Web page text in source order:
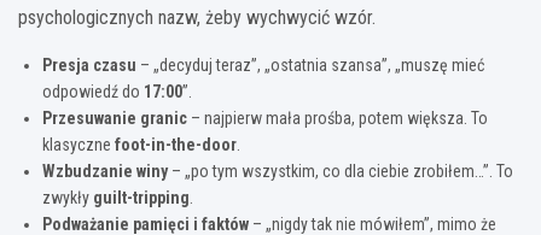
psychologicznych nazw, żeby wychwycić wzór.
Presja czasu – „decyduj teraz”, „ostatnia szansa”, „muszę mieć
odpowiedź do 17:00”.
Przesuwanie granic – najpierw mała prośba, potem większa. To
klasyczne foot-in-the-door
Wzbudzanie winy– „po tym wszystkim, co dla ciebie zrobiłem…”. To
zwykły guilt-tripping
Podważanie pamięci i faktów – „nigdy tak nie mówiłem”, mimo że